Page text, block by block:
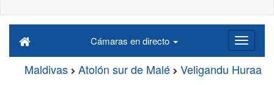
Cámaras en directo
Maldivas Atolón sur de Malé Veligandu Huraa